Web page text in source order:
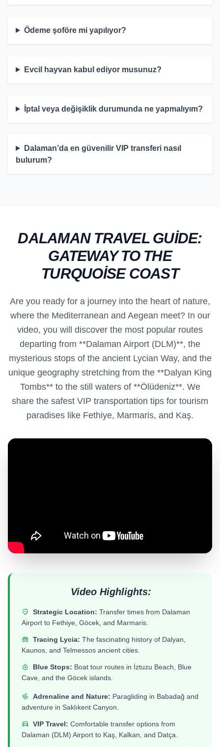
Ödeme şoföre mi yapılıyor?
Evcil hayvan kabul ediyor musunuz?
İptal veya değişiklik durumunda ne yapmalıyım?
Dalaman’da en güvenilir VIP transferi nasıl
bulurum?
DALAMAN TRAVEL GUIDE:
GATEWAY TO THE
TURQUOISE COAST
Are you ready for a journey into the heart of nature,
where the Mediterranean and Aegean meet? In our
video, you will discover the most popular routes
departing from **Dalaman Airport (DLM)**, the
mysterious stops of the ancient Lycian Way, and the
unique geography stretching from the **Dalyan King
Tombs** to the still waters of **Ölüdeniz**. We
share the safest VIP transportation tips for tourism
paradises like Fethiye, Marmaris, and Kaş.
Video Highlights:
Strategic Location: Transfer times from Dalaman
Airport to Fethiye, Göcek, and Marmaris.
Tracing Lycia: The fascinating history of Dalyan,
Kaunos, and Telmessos ancient cities.
Blue Stops: Boat tour routes in İztuzu Beach, Blue
Cave, and the Göcek islands.
Adrenaline and Nature: Paragliding in Babadağ and
adventure in Saklıkent Canyon.
VIP Travel: Comfortable transfer options from
Dalaman (DLM) Airport to Kaş, Kalkan, and Datça.